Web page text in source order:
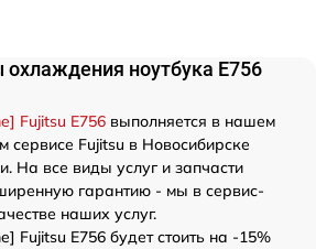
ноутбука E756
Fujitsu E756 выполняется в нашем
сервисе Fujitsu в Новосибирске
На все виды услуг и запчасти
гарантию - мы в сервис-
наших услуг.
Fujitsu E756 будет стоить на -15%